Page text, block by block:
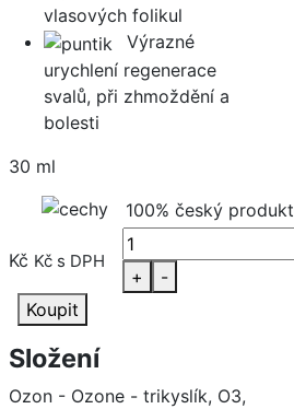
vlasových folikul
Výrazné
urychlení regenerace
svalů, při zhmoždění a
bolesti
30 ml
100% český produkt
Kč Kč s DPH
+
-
Koupit
Složení
Ozon - Ozone - trikyslík, O3,